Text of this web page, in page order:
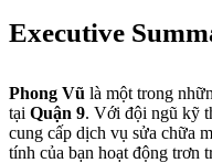
Executive
Phong Vũ là một trong
tại Quận 9. Với đội ngũ kỹ
cung cấp dịch vụ sửa chữa
tính của bạn hoạt động trơn